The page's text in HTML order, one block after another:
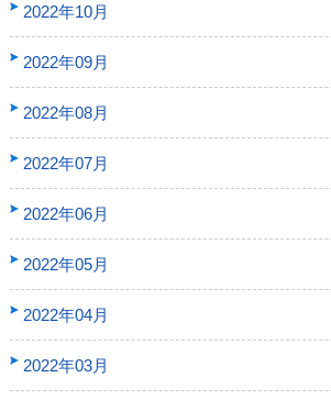
2022年10月
2022年09月
2022年08月
2022年07月
2022年06月
2022年05月
2022年04月
2022年03月